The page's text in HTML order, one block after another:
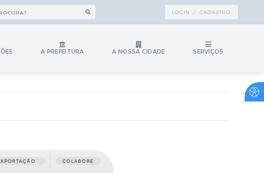
LOGIN / CADASTRO
A PREFEITURA A NOSSA CIDADE SERVIÇOS
COLABORE